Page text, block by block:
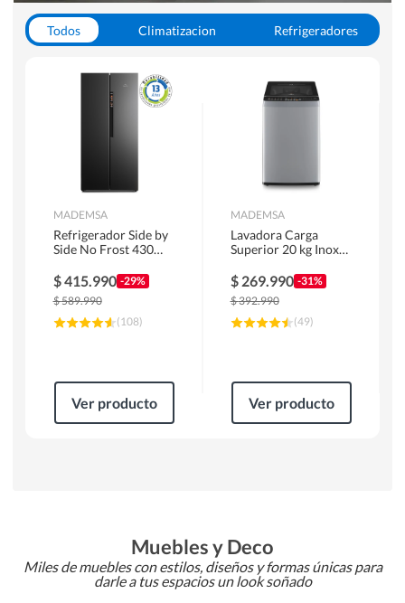
Todos Climatizacion
Refrigeradores
Hornos y Microondas
MADEMSA
Refrigerador Side by
Side No Frost 430
MAS430B
$415.990 -29%
$589.990
(108)
Ver producto
MADEMSA
Lavadora Carga
Superior 20 kg Inox
$ 269.990 -31%
$392.990
(49)
Ver producto
Muebles y Deco
Miles de muebles con estilos, diseños y formas únicas para
darle a tus espacios un look soñado